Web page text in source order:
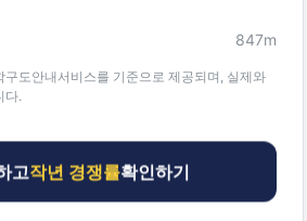
847m
구도안내서비스를 기준으로 제공되며, 실제와
다.
고작년 경쟁률확인하기